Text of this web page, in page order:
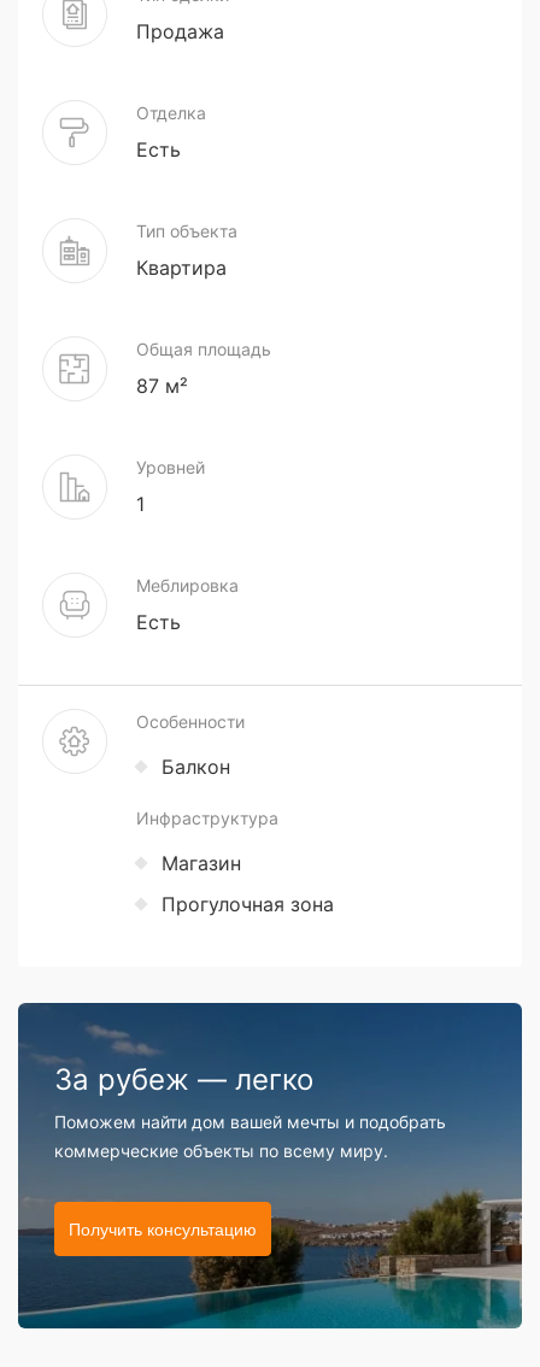
Продажа
Отделка
Есть
Тип объекта
Квартира
Общая площадь
87 м²
Уровней
1
Меблировка
Есть
Особенности
Балкон
Инфраструктура
Магазин
Прогулочная зона
За рубеж — легко
Поможем найти дом вашей мечты и подобрать
коммерческие объекты по всему миру.
Получить консультацию